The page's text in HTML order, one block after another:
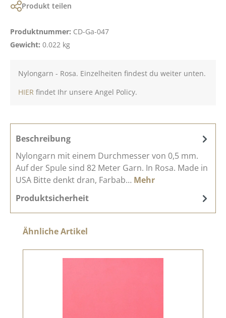
Produkt teilen
Produktnummer: CD-Ga-047
Gewicht: 0.022 kg
Nylongarn - Rosa. Einzelheiten findest du weiter unten.
HIER findet Ihr unsere Angel Policy.
Beschreibung
Nylongarn mit einem Durchmesser von 0,5 mm.
Auf der Spule sind 82 Meter Garn. In Rosa. Made in
USA Bitte denkt dran, Farbab… Mehr
Produktsicherheit
Produktgalerie überspringen
Ähnliche Artikel